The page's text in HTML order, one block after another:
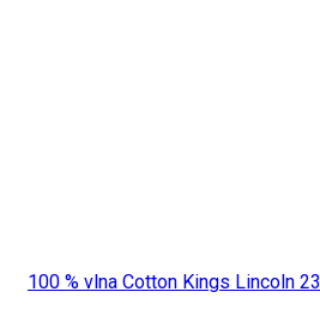
100 % vlna Cotton Kings Lincoln 23